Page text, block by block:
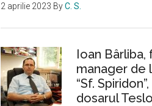
2 aprilie 2023 ByC. S.
Ioan Bârliba,
manager de
“Sf.
dosarul